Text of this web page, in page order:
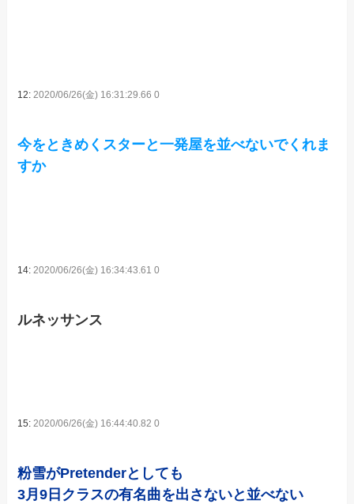
12:2020/06/26(金) 16:31:29.66 0
今をときめくスターと一発屋を並べないでくれま
すか
14: 2020/06/26(金) 16:34:43.61 0
ルネッサンス
15:2020/06/26(金) 16:44:40.82 0
粉雪がPretenderとしても
3月9日クラスの有名曲を出さないと並べない